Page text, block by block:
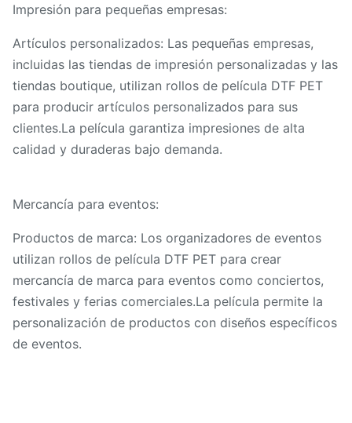
Impresión para pequeñas empresas:
Artículos personalizados: Las pequeñas empresas,
incluidas las tiendas de impresión personalizadas y las
tiendas boutique, utilizan rollos de película DTF PET
para producir artículos personalizados para sus
clientes.La película garantiza impresiones de alta
calidad y duraderas bajo demanda.
Mercancía para eventos:
Productos de marca: Los organizadores de eventos
utilizan rollos de película DTF PET para crear
mercancía de marca para eventos como conciertos,
festivales y ferias comerciales.La película permite la
personalización de productos con diseños específicos
de eventos.